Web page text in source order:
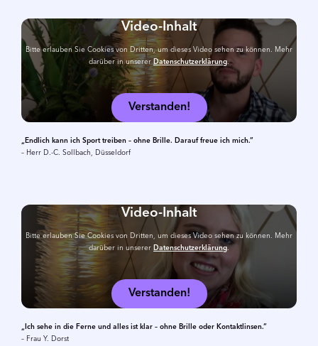
Video-Inhalt
Bitte erlauben Sie Cookies von Dritten, um dieses Video sehen zu können. Mehr
darüber in unsererDatenschutzerklärung .
Verstanden!
„Endlich kann ich Sport treiben – ohne Brille. Darauf freue ich mich.“
– Herr D.-C. Sollbach, Düsseldorf
Video-Inhalt
Bitte erlauben Sie Cookies von Dritten, um dieses Video sehen zu können. Mehr
darüber in unserer Datenschutzerklärung
Verstanden!
„Ich sehe in die Ferne und alles ist klar – ohne Brille oder Kontaktlinsen.“
– Frau Y. Dorst